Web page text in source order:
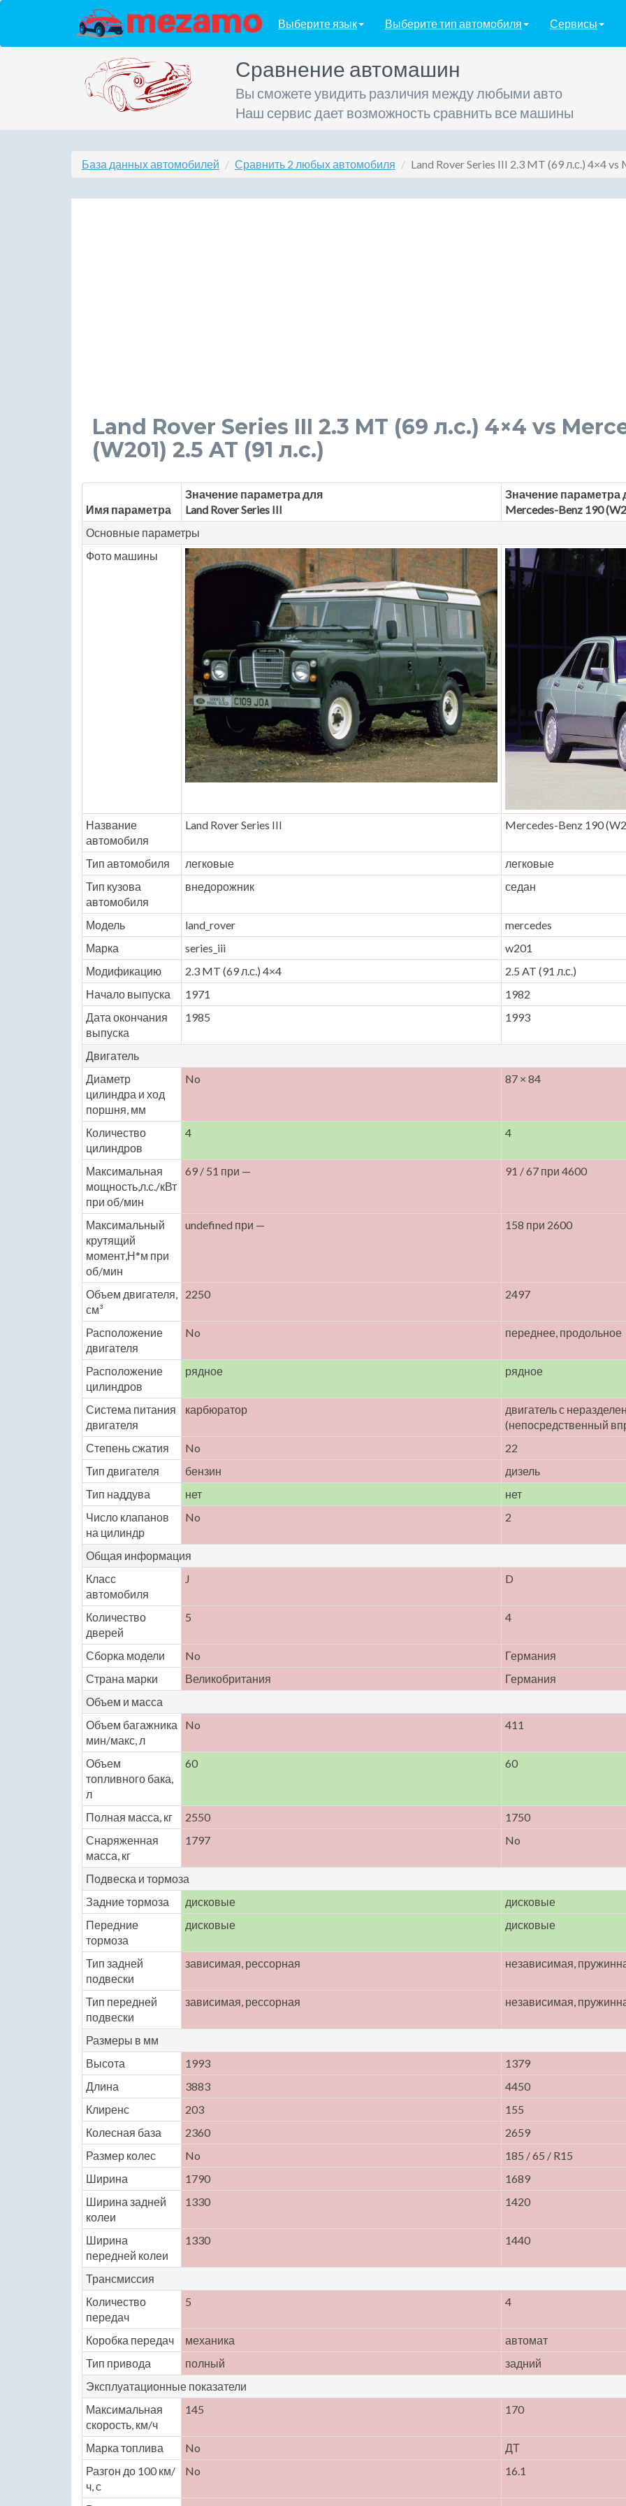
Выберите язык Выберите тип автомобиля Сервисы
Сравнение автомашин
Вы сможете увидить различия между любыми авто
Наш сервис дает возможность сравнить все машины
База данных автомобилей Сравнить 2 любых автомобиля Land Rover Series III 2.3 MT (69 л.с.) 4×4
Land Rover Series III 2.3 MT (69 л.с.) 4×4 vs
(W201) 2.5 AT (91 л.с.)
Имя параметра
Значение параметра для
Land Rover Series III
Значение параметра
Mercedes-Benz 190
Основные параметры
Фото машины
Название
автомобиля
Land Rover Series III Mercedes-Benz 190
Тип автомобиля легковые
легковые
Тип кузова
автомобиля
внедорожник седан
Модель land_rover
mercedes
Марка
series_iii
w201
Модификацию
2.3 MT (69 л.с.) 4×4
2.5 AT (91 л.с.)
Начало выпуска
1971
1982
Дата окончания
выпуска
1985 1993
Двигатель
Диаметр
цилиндра и ход
поршня, мм
No 87 × 84
Количество
цилиндров
4 4
Максимальная
мощность,л.с./кВт
при об/мин
69 / 51 при — 91 / 67 при 4600
Максимальный
крутящий
момент,Н*м при
об/мин
undefined при — 158 при 2600
Объем двигателя,
см³
2250 2497
Расположение
двигателя
No переднее, продольное
Расположение
цилиндров
рядное рядное
Система питания
двигателя
карбюратор
двигатель с
(непосредственный
Степень сжатия
No
22
Тип двигателя
бензин
дизель
Тип наддува
нет
нет
Число клапанов
на цилиндр
No 2
Общая информация
Класс
автомобиля
J D
Количество
дверей
5 4
Сборка модели No
Германия
Страна марки
Великобритания
Германия
Объем и масса
Объем багажника
мин/макс, л
No 411
Объем
топливного бака,
л
60 60
Полная масса, кг 2550
1750
Снаряженная
масса, кг
1797 No
Подвеска и тормоза
Задние тормоза
дисковые
дисковые
Передние
тормоза
дисковые дисковые
Тип задней
подвески
зависимая, рессорная независимая,
Тип передней
подвески
зависимая, рессорная независимая,
Размеры в мм
Высота
1993
1379
Длина
3883
4450
Клиренс
203
155
Колесная база
2360
2659
Размер колес
No
185 / 65 / R15
Ширина
1790
1689
Ширина задней
колеи
1330 1420
Ширина
передней колеи
1330 1440
Трансмиссия
Количество
передач
5 4
Коробка передач механика
автомат
Тип привода
полный
задний
Эксплуатационные показатели
Максимальная
скорость, км/ч
145 170
Марка топлива No
ДТ
Разгон до 100 км/
ч, с
No 16.1